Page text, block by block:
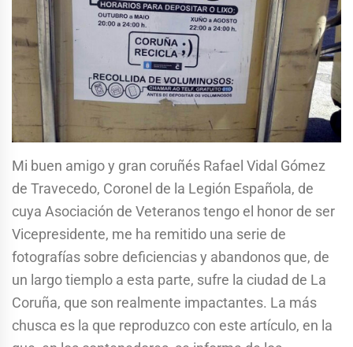
Mi buen amigo y gran coruñés Rafael Vidal Gómez
de Travecedo, Coronel de la Legión Española, de
cuya Asociación de Veteranos tengo el honor de ser
Vicepresidente, me ha remitido una serie de
fotografías sobre deficiencias y abandonos que, de
un largo tiemplo a esta parte, sufre la ciudad de La
Coruña, que son realmente impactantes. La más
chusca es la que reproduzco con este artículo, en la